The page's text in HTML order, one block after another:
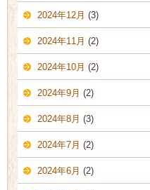
2024年12月 (3)
2024年11月 (2)
2024年10月 (2)
2024年9月 (2)
2024年8月 (3)
2024年7月 (2)
2024年6月 (2)